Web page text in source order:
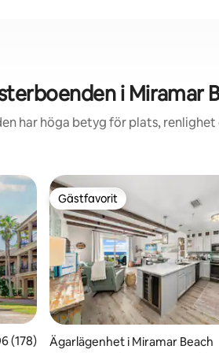
i Miramar
har höga betyg för plats, renlighet
5 i genomsnittligt betyg, 178
(178)
Gästfavorit
Gästfavorit
Ägarlägenhet i Miramar Beach